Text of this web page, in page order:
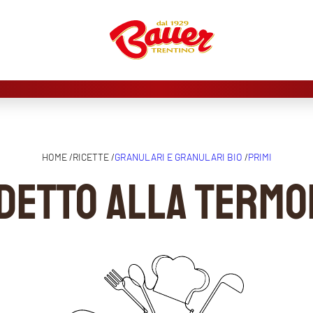
HOME /RICETTE /GRANULARI E GRANULARI BIO /PRIMI
alla